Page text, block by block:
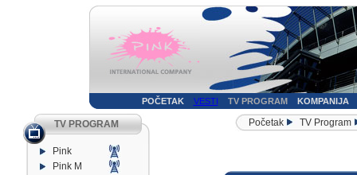
POČETAK VESTI TV PROGRAM KOMPANIJA
TV PROGRAM
Pink
Pink M
Početak TV Program